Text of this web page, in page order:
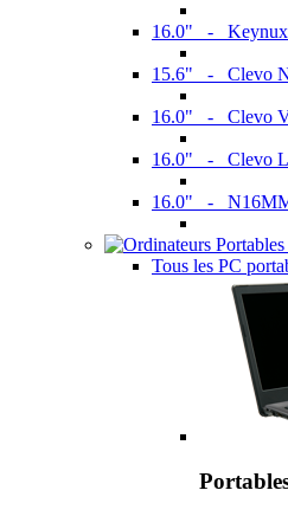
16.0" - Keynux
15.6" - Clevo
16.0" - Clevo
16.0" - Clevo
16.0" -
Tous les PC